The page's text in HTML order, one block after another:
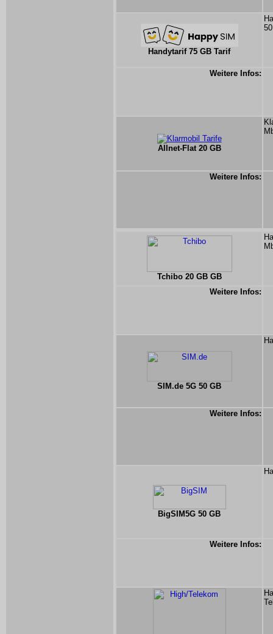
Handytarif 75 GB Tarif
Weitere Infos:
Allnet-Flat 20 GB
Weitere Infos:
Tchibo 20 GB GB
Weitere Infos:
SIM.de 5G 50 GB
Weitere Infos:
BigSIM5G 50 GB
Weitere Infos: